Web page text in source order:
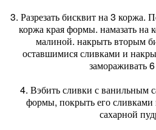
3. Разрезать бисквит на 3 коржа.
коржа края формы. намазать на
малиной. накрыть вторым
оставшимися сливками и
замораживать
4. Вэбить сливки с ванильным
формы, покрыть его сливками
сахарной